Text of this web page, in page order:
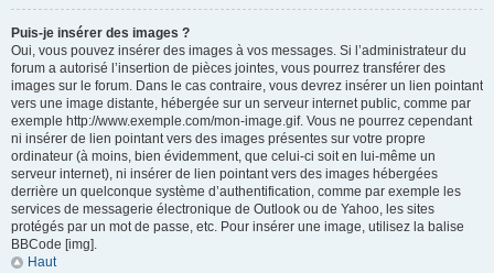
Puis-je insérer des images ?
Oui, vous pouvez insérer des images à vos messages. Si l’administrateur du
forum a autorisé l’insertion de pièces jointes, vous pourrez transférer des
images sur le forum. Dans le cas contraire, vous devrez insérer un lien pointant
vers une image distante, hébergée sur un serveur internet public, comme par
exemple http://www.exemple.com/mon-image.gif. Vous ne pourrez cependant
ni insérer de lien pointant vers des images présentes sur votre propre
ordinateur (à moins, bien évidemment, que celui-ci soit en lui-même un
serveur internet), ni insérer de lien pointant vers des images hébergées
derrière un quelconque système d’authentification, comme par exemple les
services de messagerie électronique de Outlook ou de Yahoo, les sites
protégés par un mot de passe, etc. Pour insérer une image, utilisez la balise
BBCode [img].
Haut